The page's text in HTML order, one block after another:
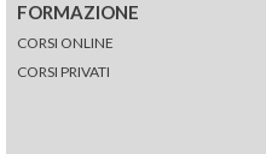
FORMAZIONE
CORSI ONLINE
CORSI PRIVATI